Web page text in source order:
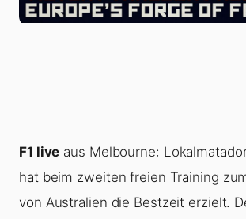
F1 live aus Melbourne:
hat beim zweiten freien Training
von Australien die Bestzeit erzielt.